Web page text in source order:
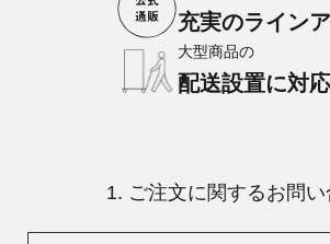
充実のライン
大型商品の
配送設置に対応
1. ご注文に関するお問